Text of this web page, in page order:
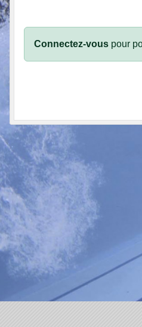
Connectez-vous pour